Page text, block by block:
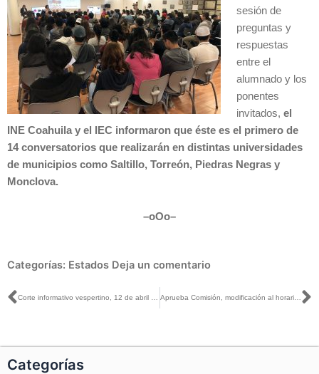
sesión de
preguntas y
respuestas
entre el
alumnado y los
ponentes
invitados, el
INE Coahuila y el IEC informaron que éste es el primero de
14 conversatorios que realizarán en distintas universidades
de municipios como Saltillo, Torreón, Piedras Negras y
Monclova.
–oOo–
Categorías: Estados Deja un comentario
Ant Aprueba Comisión, modificación al horario del segundo debate presidencial y la inclusión del tema de salud en el tercero
Categorías